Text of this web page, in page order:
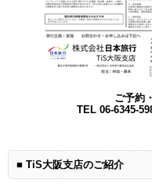
ご予約
TEL 06-6345-
■ TiS大阪支店のご紹介